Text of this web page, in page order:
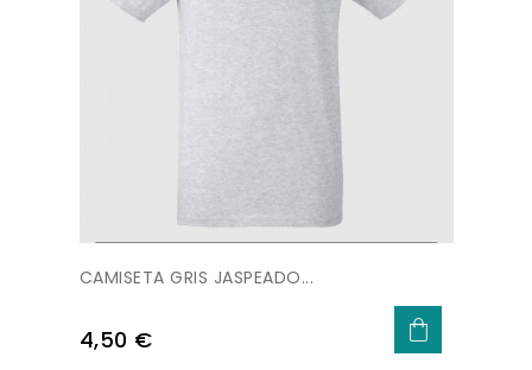
CAMISETA GRIS JASPEADO...
Precio
4,50 €